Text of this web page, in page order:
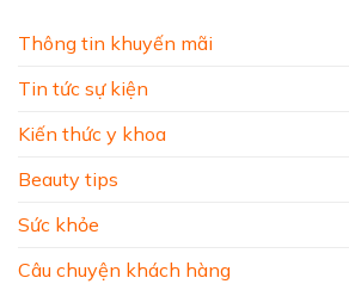
Thông tin khuyến mãi
Tin tức sự kiện
Kiến thức y khoa
Beauty tips
Sức khỏe
Câu chuyện khách hàng